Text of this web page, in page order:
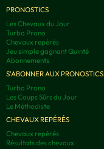
PRONOSTICS
Les Chevaux du Jour
Turbo Prono
Chevaux repérés
Jeu simple gagnant Quinté
Abonnements
S'ABONNER AUX PRONOSTICS
Turbo Prono
Les Coups Sûrs du Jour
Le Méthodiste
CHEVAUX REPÉRÉS
Chevaux repérés
Résultats des chevaux